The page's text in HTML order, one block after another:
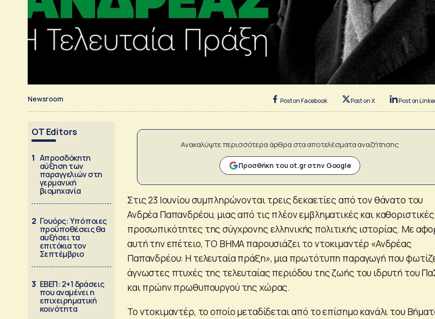
Newsroom Post on Facebook Post on X Post on
OT Editors
1 Απροσδόκητη
αύξηση των
παραγγελιών στη
γερμανική
βιομηχανία
2 Γουόρς: Υπό ποιες
προϋποθέσεις θα
αυξήσει τα
επιτόκια τον
Σεπτέμβριο
3 ΕΒΕΠ: 2+1 δράσεις
που αναμένει η
επιχειρηματική
κοινότητα
Ανακαλύψτε περισσότερα άρθρα στα αποτελέσματα αναζήτησης
Προσθήκη του ot.gr στην Google
Στις 23 Ιουνίου συμπληρώνονται τρεις δεκαετίες από τον θάνατο του
Ανδρέα Παπανδρέου, μιας από τις πλέον εμβληματικές και καθοριστικές
προσωπικότητες της σύγχρονης ελληνικής πολιτικής ιστορίας. Με
αυτή την επέτειο, ΤΟ ΒΗΜΑ παρουσιάζει το ντοκιμαντέρ «Ανδρέας
Παπανδρέου: Η τελευταία πράξη», μια πρωτότυπη παραγωγή που
άγνωστες πτυχές της τελευταίας περιόδου της ζωής του ιδρυτή του
και πρώην πρωθυπουργού της χώρας.
Το ντοκιμαντέρ, το οποίο μεταδίδεται από το επίσημο κανάλι του